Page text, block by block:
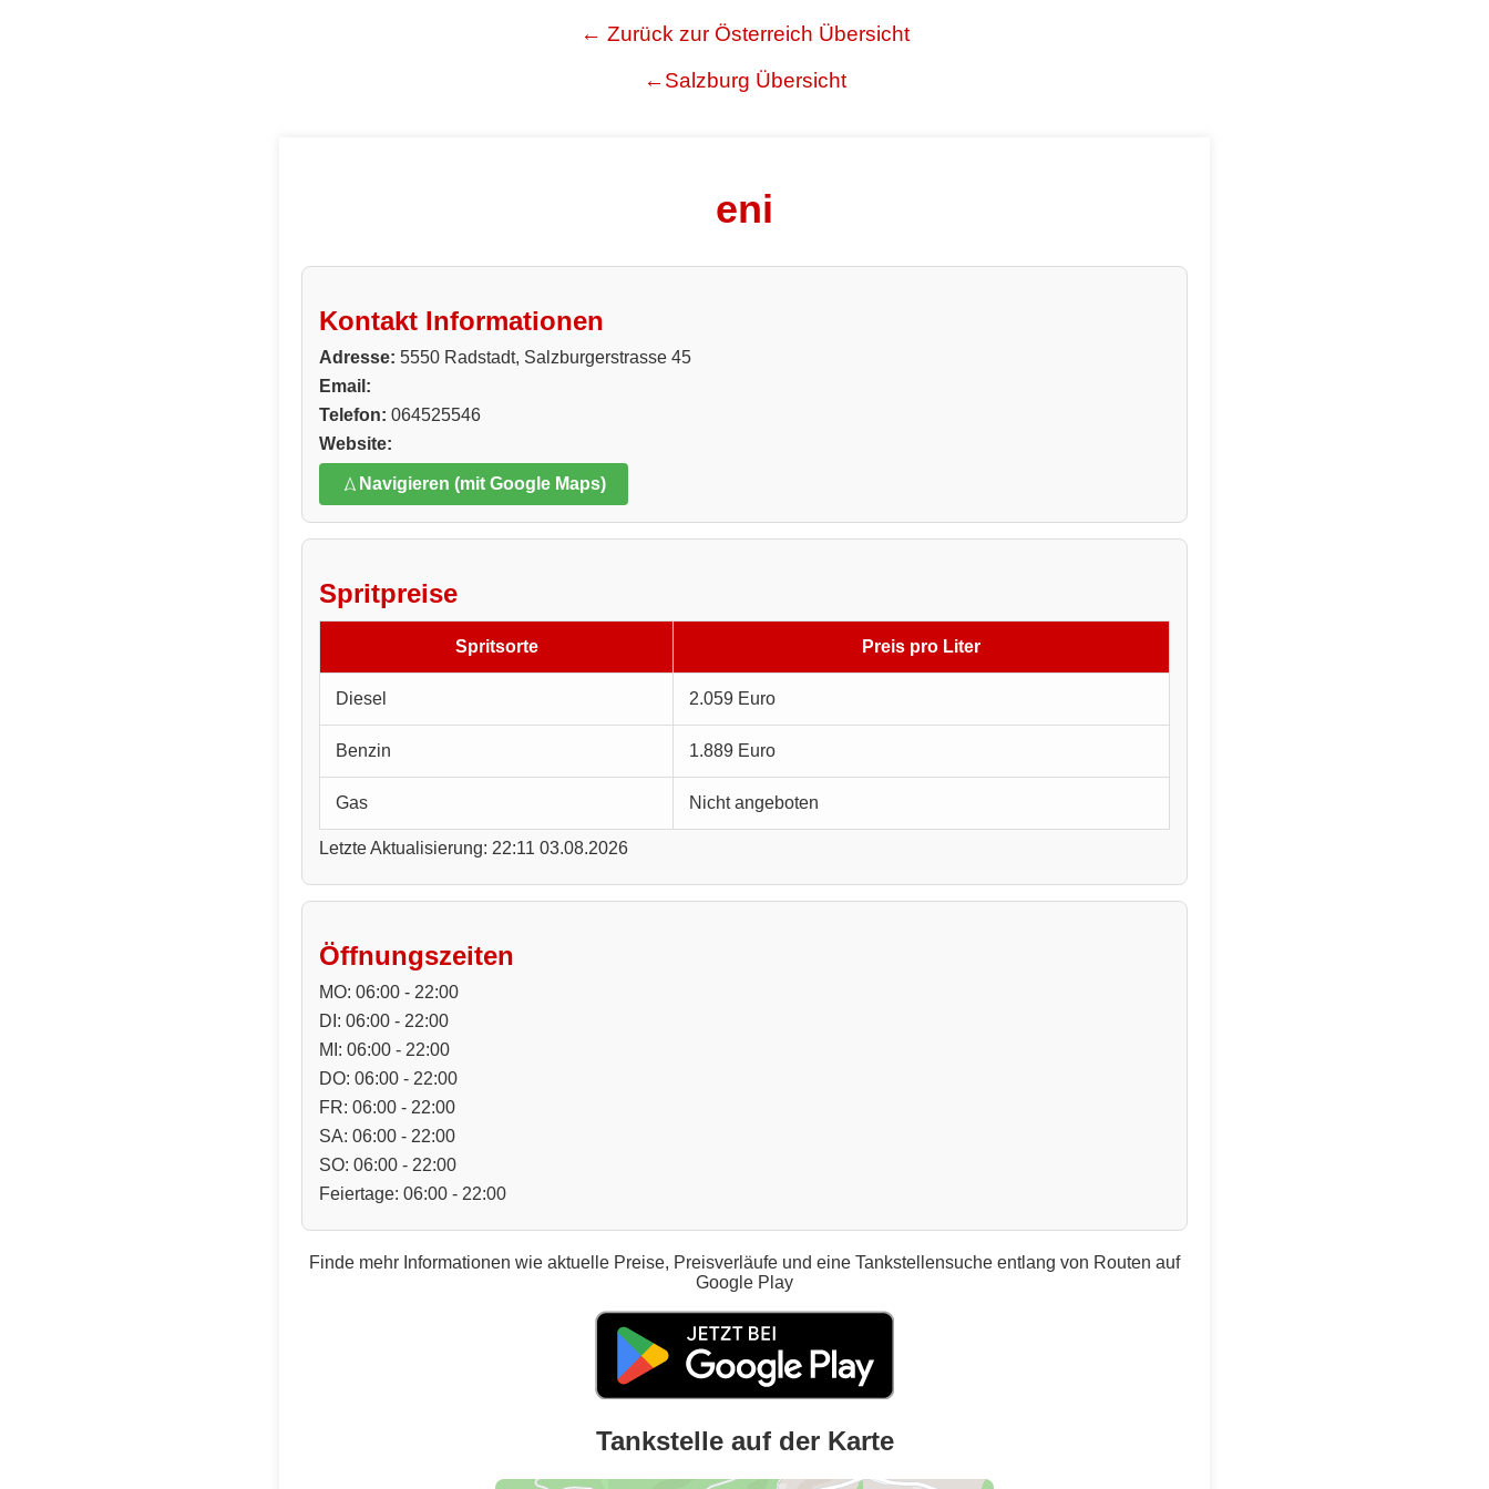
← Zurück zur Österreich Übersicht
←Salzburg Übersicht
eni
Kontakt Informationen
Adresse: 5550 Radstadt, Salzburgerstrasse 45
Email:
Telefon: 064525546
Website:
Navigieren (mit Google Maps)
Spritpreise
Spritsorte Preis pro Liter
Diesel 2.059 Euro
Benzin 1.889 Euro
Gas Nicht angeboten
Letzte Aktualisierung: 22:11 03.08.2026
Öffnungszeiten
MO: 06:00 - 22:00
DI: 06:00 - 22:00
MI: 06:00 - 22:00
DO: 06:00 - 22:00
FR: 06:00 - 22:00
SA: 06:00 - 22:00
SO: 06:00 - 22:00
Feiertage: 06:00 - 22:00
Finde mehr Informationen wie aktuelle Preise, Preisverläufe und eine Tankstellensuche entlang von Routen auf
Google Play
Tankstelle auf der Karte